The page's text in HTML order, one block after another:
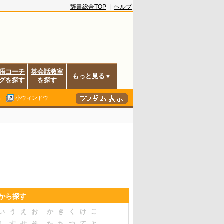
辞書総合TOP ヘルプ
コーチ
を探す
英会話教室
を探す
もっと見る▼
小ウィンドウ
ら探す
う え お か き く け
こ